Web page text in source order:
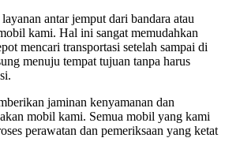
antar jemput dari bandara atau
kami. Hal ini sangat memudahkan
mencari transportasi setelah sampai di
menuju tempat tujuan tanpa harus
jaminan kenyamanan dan
mobil kami. Semua mobil yang kami
perawatan dan pemeriksaan yang ketat